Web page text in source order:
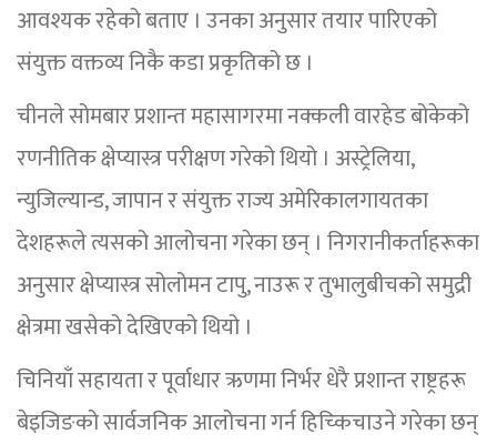
आवश्यक रहेको बताए । उनका अनुसार तयार पारिएको
संयुक्त वक्तव्य निकै कडा प्रकृतिको छ ।
चीनले सोमबार प्रशान्त महासागरमा नक्कली वारहेड बोकेको
रणनीतिक क्षेप्यास्त्र परीक्षण गरेको थियो । अस्ट्रेलिया,
न्युजिल्यान्ड, जापान र संयुक्त राज्य अमेरिकालगायतका
देशहरूले त्यसको आलोचना गरेका छन् । निगरानीकर्ताहरूका
अनुसार क्षेप्यास्त्र सोलोमन टापु, नाउरू र तुभालुबीचको समुद्री
क्षेत्रमा खसेको देखिएको थियो ।
चिनियाँ सहायता र पूर्वाधार ऋणमा निर्भर धेरै प्रशान्त राष्ट्रहरू
बेइजिङको सार्वजनिक आलोचना गर्न हिच्किचाउने गरेका छन्